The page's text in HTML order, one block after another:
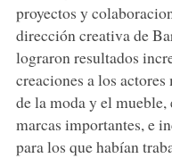
proyectos y
dirección creativa de
lograron resultados
creaciones a los
de la moda y el
marcas importantes, e
para los que habían